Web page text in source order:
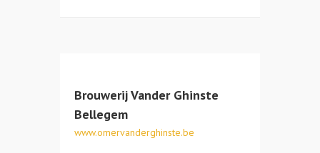
Brouwerij Vander Ghinste
Bellegem
www.omervanderghinste.be